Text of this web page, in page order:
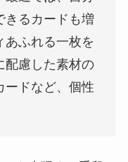
きるカードも増
あふれる一枚を
配慮した素材の
ードなど、個性